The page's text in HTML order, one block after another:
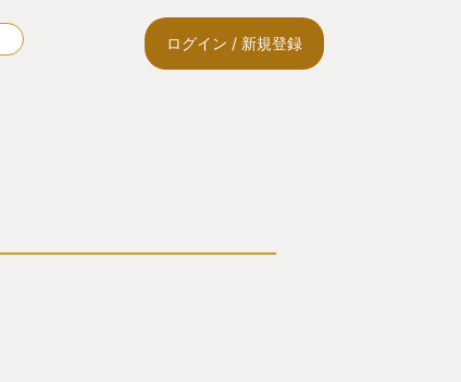
ログイン / 新規登録